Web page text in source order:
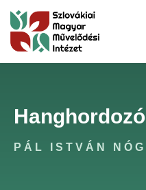
PÁL ISTVÁN